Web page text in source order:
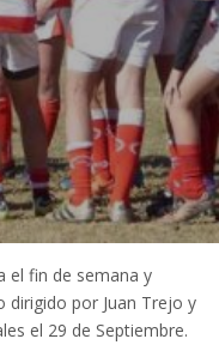
el fin de semana y
dirigido por Juan Trejo y
el 29 de Septiembre.